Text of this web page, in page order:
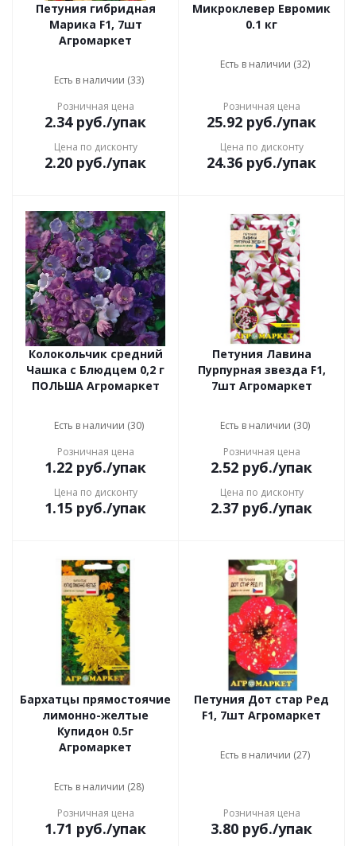
Петуния гибридная
Марика F1, 7шт
Агромаркет
Есть в наличии (33)
Розничная цена
2.34руб./упак
Цена по дисконту
2.20 руб./упак
Микроклевер Евромик
0.1 кг
Есть в наличии (32)
Розничная цена
25.92 руб./упак
Цена по дисконту
24.36 руб./упак
Колокольчик средний
Чашка с Блюдцем 0,2 г
ПОЛЬША Агромаркет
Есть в наличии (30)
Розничная цена
1.22 руб./упак
Цена по дисконту
1.15 руб./упак
Петуния Лавина
Пурпурная звезда F1,
7шт Агромаркет
Есть в наличии (30)
Розничная цена
2.52 руб./упак
Цена по дисконту
2.37 руб./упак
Бархатцы прямостоячие
лимонно-желтые
Купидон 0.5г
Агромаркет
Есть в наличии (28)
Розничная цена
1.71 руб./упак
Петуния Дот стар Ред
F1, 7шт Агромаркет
Есть в наличии (27)
Розничная цена
3.80 руб./упак